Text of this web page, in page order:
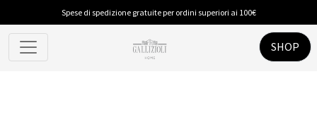
Spese di spedizione gratuite per ordini superiori ai 100€
SHOP